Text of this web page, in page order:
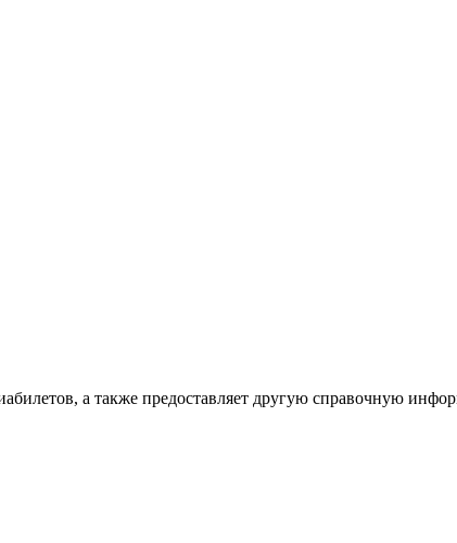
а также предоставляет другую справочную